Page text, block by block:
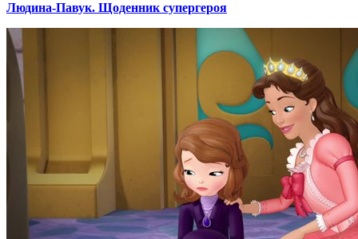
Людина-Павук. Щоденник супергероя